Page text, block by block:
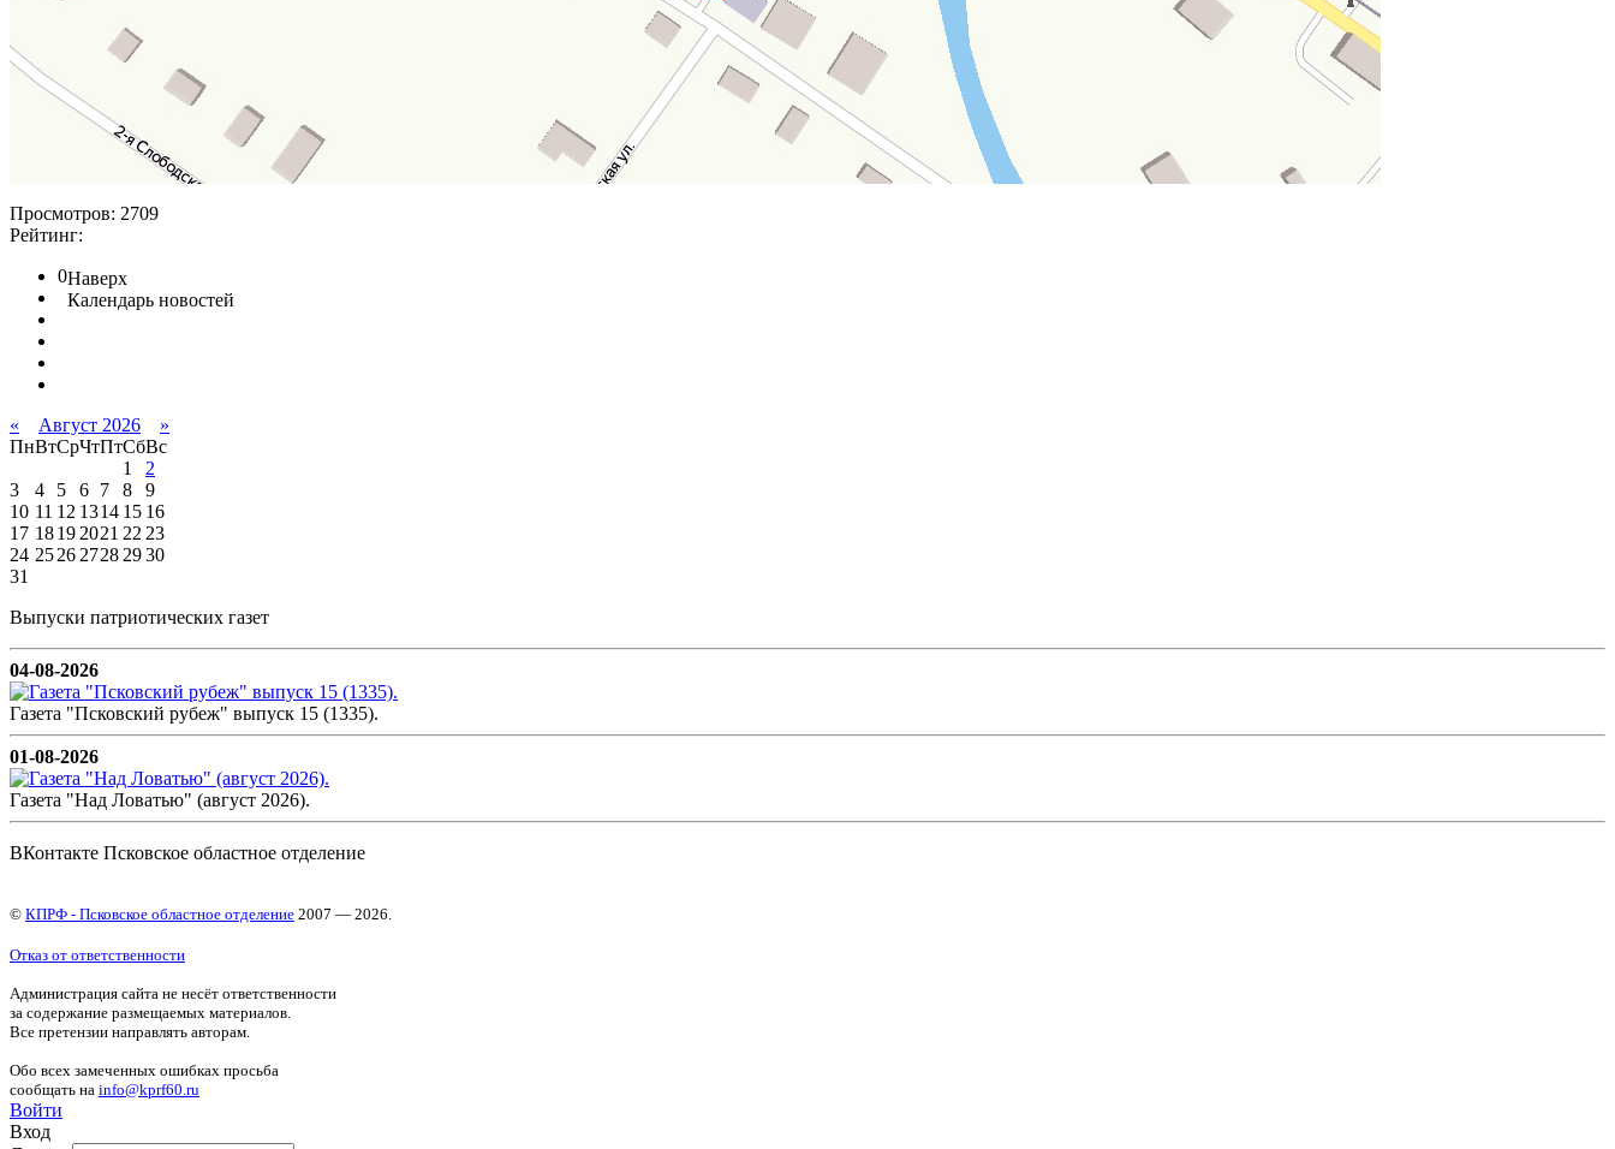
Просмотров: 2709
Рейтинг:
0Наверх
Календарь новостей
« Август 2026
»
ПнВтСрЧтПтСбВс
1
2
3
4 5 6 7 8
9
10 11 12 1314 15 16
17 18192021 2223
24 252627282930
31
Выпуски патриотических газет
04-08-2026
Газета "Псковский рубеж" выпуск 15 (1335).
01-08-2026
Газета "Над Ловатью" (август 2026).
ВКонтакте Псковское областное отделение
© КПРФ - Псковское областное отделение 2007 — 2026.
Отказ от ответственности
Администрация сайта не несёт ответственности
за содержание размещаемых материалов.
Все претензии направлять авторам.
Обо всех замеченных ошибках просьба
сообщать на info@kprf60.ru
Войти
Вход